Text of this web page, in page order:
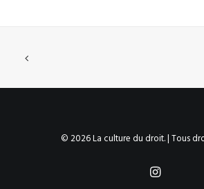
© 2026 La culture du droit. | Tous